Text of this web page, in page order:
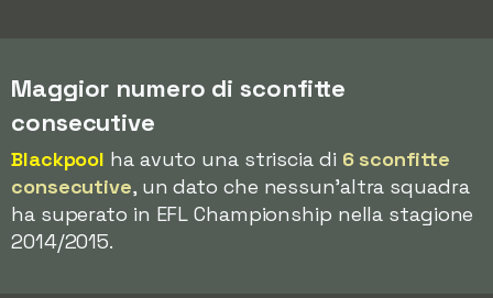
Maggior numero di sconfitte
consecutive
Blackpool ha avuto una striscia di 6 sconfitte
consecutive, un dato che nessun'altra squadra
ha superato in EFL Championship nella stagione
2014/2015.